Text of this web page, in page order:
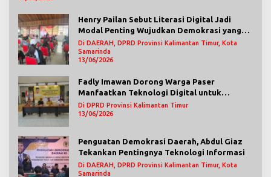
Henry Pailan Sebut Literasi Digital Jadi
Modal Penting Wujudkan Demokrasi yang
Lebih Terbuka
Di DAERAH, DPRD Provinsi Kalimantan Timur, Kota
Samarinda
13/06/2026
Fadly Imawan Dorong Warga Paser
Manfaatkan Teknologi Digital untuk
Mengawasi Jalannya Pemerintahan
Di DPRD Provinsi Kalimantan Timur
13/06/2026
Penguatan Demokrasi Daerah, Abdul Giaz
Tekankan Pentingnya Teknologi Informasi
Di DAERAH, DPRD Provinsi Kalimantan Timur, Kota
Samarinda